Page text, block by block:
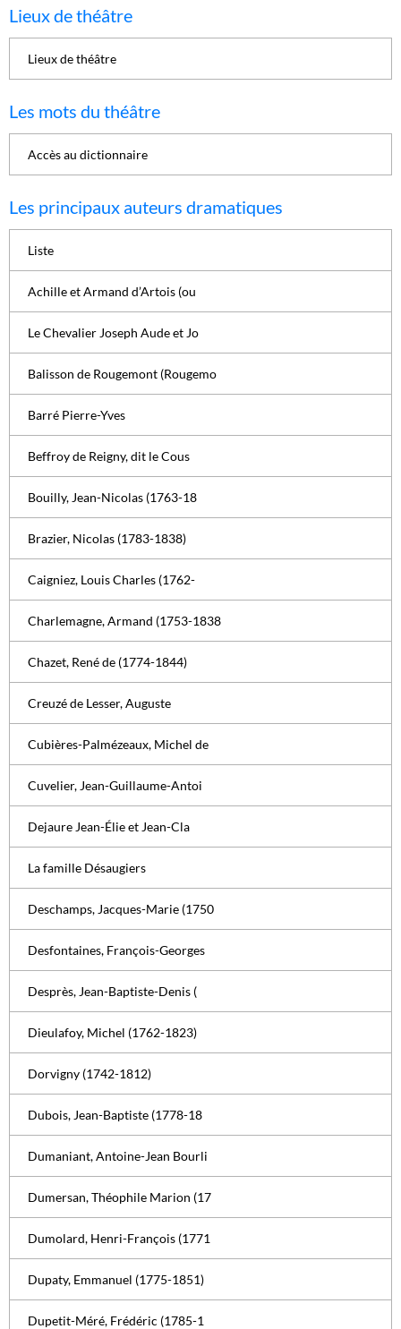
Lieux de théâtre
Lieux de théâtre
Les mots du théâtre
Accès au dictionnaire
Les principaux auteurs dramatiques
Liste
Achille et Armand d’Artois (ou
Le Chevalier Joseph Aude et Jo
Balisson de Rougemont (Rougemo
Barré Pierre-Yves
Beffroy de Reigny, dit le Cous
Bouilly, Jean-Nicolas (1763-18
Brazier, Nicolas (1783-1838)
Caigniez, Louis Charles (1762-
Charlemagne, Armand (1753-1838
Chazet, René de (1774-1844)
Creuzé de Lesser, Auguste
Cubières-Palmézeaux, Michel de
Cuvelier, Jean-Guillaume-Antoi
Dejaure Jean-Élie et Jean-Cla
La famille Désaugiers
Deschamps, Jacques-Marie (1750
Desfontaines, François-Georges
Desprès, Jean-Baptiste-Denis (
Dieulafoy, Michel (1762-1823)
Dorvigny (1742-1812)
Dubois, Jean-Baptiste (1778-18
Dumaniant, Antoine-Jean Bourli
Dumersan, Théophile Marion (17
Dumolard, Henri-François (1771
Dupaty, Emmanuel (1775-1851)
Dupetit-Méré, Frédéric (1785-1